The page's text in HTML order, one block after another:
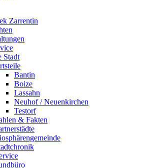
Zarrentin
Stadt
Bantin
Boize
Lassahn
Neuhof / Neuenkirchen
Testorf
& Fakten